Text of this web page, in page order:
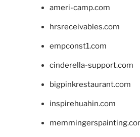
ameri-camp.com
hrsreceivables.com
empconst1.com
cinderella-support.com
bigpinkrestaurant.com
inspirehuahin.com